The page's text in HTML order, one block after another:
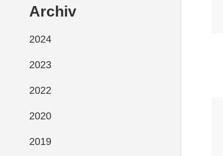
Archiv
2024
2023
2022
2020
2019